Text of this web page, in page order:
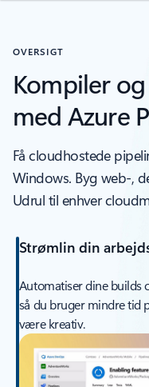
OVERSIGT
Kompiler
med Azure
Få cloudhostede
Windows. Byg web-,
Udrul til enhver
Strømlin din
Automatiser dine builds
så du bruger mindre tid
være kreativ.